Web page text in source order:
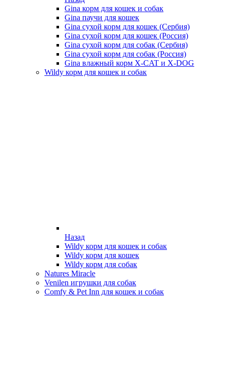
Gina корм для кошек и собак
Gina паучи для кошек
Gina сухой корм для кошек (Сербия)
Gina сухой корм для кошек (Россия)
Gina сухой корм для собак (Сербия)
Gina сухой корм для собак (Россия)
Gina влажный корм X-CAT и X-DOG
Wildy корм для кошек и собак
Назад
Wildy корм для кошек и собак
Wildy корм для кошек
Wildy корм для собак
Natures Miracle
Venilen игрушки для собак
Comfy & Pet Inn для кошек и собак